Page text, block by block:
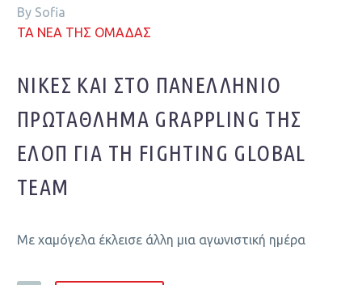
By Sofia
ΤΑ ΝΕΑ ΤΗΣ ΟΜΑΔΑΣ
ΝΊΚΕΣ ΚΑΙ ΣΤΟ ΠΑΝΕΛΛΉΝΙΟ
ΠΡΩΤΆΘΛΗΜΑ GRAPPLING ΤΗΣ
ΕΛΟΠ ΓΙΑ ΤΗ FIGHTING GLOBAL
TEAM
Με χαμόγελα έκλεισε άλλη μια αγωνιστική ημέρα